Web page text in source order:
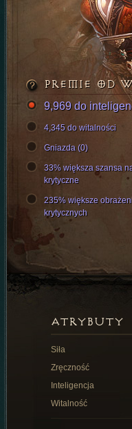
PREMIE OD
9,969 do
4,345 do witalności
Gniazda (0)
33% większa szansa
krytyczne
235% większe
krytycznych
ATRYBUTY
Siła
Zręczność
Inteligencja
Witalność